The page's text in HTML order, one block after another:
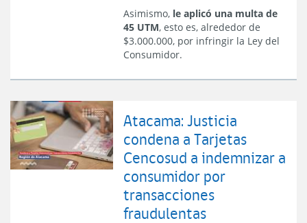
Asimismo, le aplicó una multa de
45 UTM, esto es, alrededor de
$3.000.000, por infringir la Ley del
Consumidor.
Atacama: Justicia
condena a Tarjetas
Cencosud a indemnizar a
consumidor por
transacciones
fraudulentas